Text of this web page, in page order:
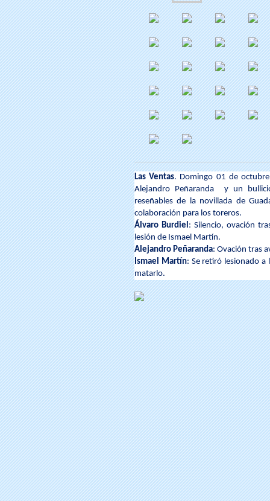
Las Ventas. Domingo 01 de
Alejandro Peñaranda y un
reseñables de la novillada de
colaboración para los toreros.
Álvaro Burdiel: Silencio, ovación
lesión de Ismael Martín.
Alejandro Peñaranda: Ovación tras
Ismael Martín: Se retiró lesionado a
matarlo.